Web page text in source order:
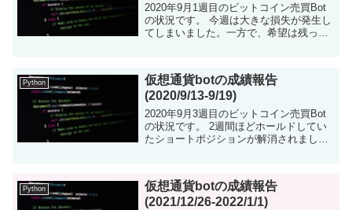
2020年9月1週目のビットコイン売買Bot
の状況です。 今週は大きな損失が発生し
てしまいました。一方で、希望は残って
Python
仮想通貨botの成績報告
(2020/9/13-9/19)
2020年9月3週目のビットコイン売買Bot
の状況です。 2週間ほどホールドしてい
たショートポジションが解消されまし
Python
仮想通貨botの成績報告
(2021/12/26-2022/1/1)